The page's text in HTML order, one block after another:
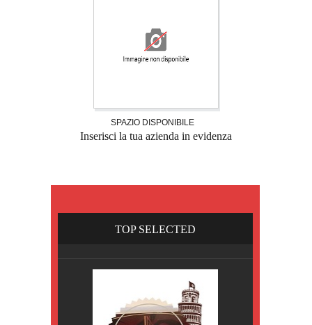
SPAZIO DISPONIBILE
Inserisci la tua azienda in evidenza
TOP SELECTED